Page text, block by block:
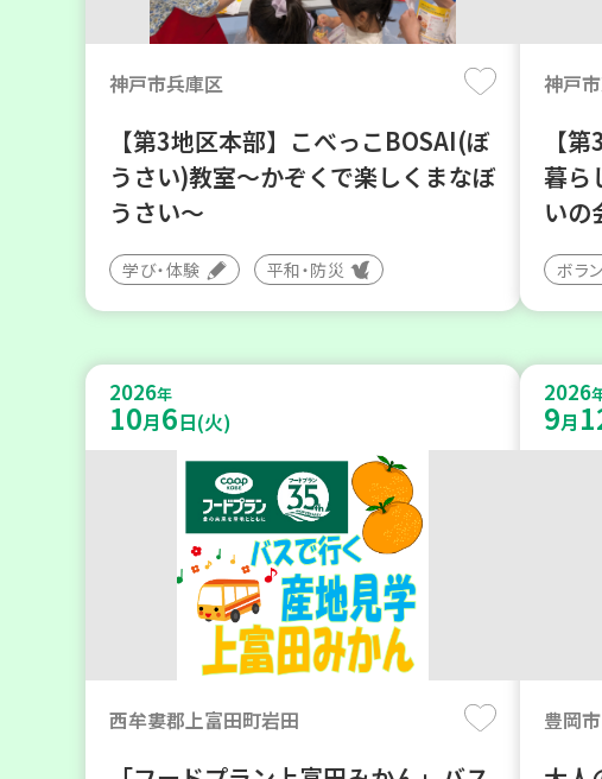
神戸市兵庫区
【第3地区本部】こべっこBOSAI(ぼ
うさい)教室～かぞくで楽しくまなぼ
うさい～
学び・体験 平和・防災
神戸
【
暮ら
いの
ボラ
2026年
10月6日(火)
西牟婁郡上富田町岩田
2026
9月
豊岡市